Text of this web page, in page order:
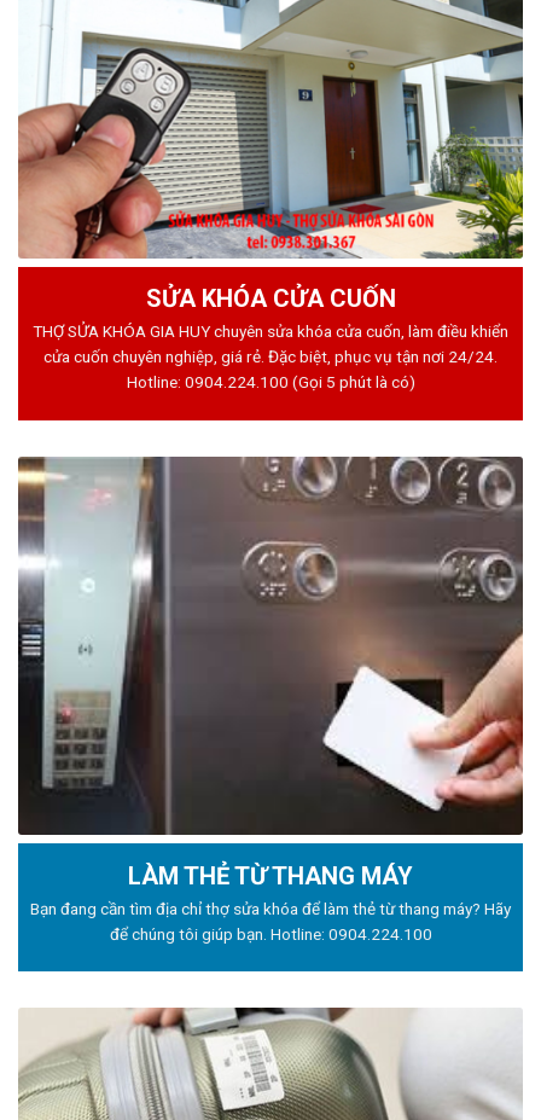
SỬA KHÓA CỬA CUỐN
THỢ SỬA KHÓA GIA HUY chuyên sửa khóa cửa cuốn, làm điều khiển
cửa cuốn chuyên nghiệp, giá rẻ. Đặc biệt, phục vụ tận nơi 24/24.
Hotline: 0904.224.100 (Gọi 5 phút là có)
LÀM THẺ TỪ THANG MÁY
Bạn đang cần tìm địa chỉ thợ sửa khóa để làm thẻ từ thang máy? Hãy
để chúng tôi giúp bạn. Hotline: 0904.224.100